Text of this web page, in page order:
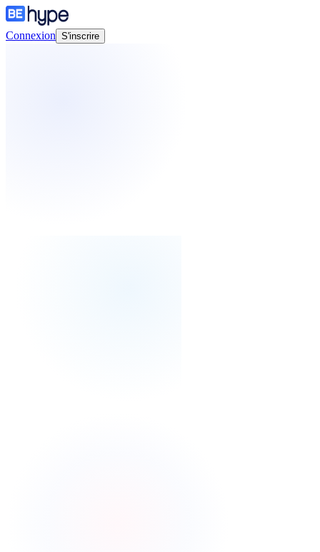
Connexion S'inscrire